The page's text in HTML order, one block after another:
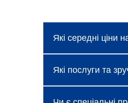
Які середні ціни
спеціальних
Які послуги та